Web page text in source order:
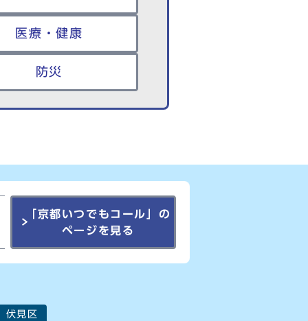
医療・健康
防災
「京都いつでもコール」の
ページを見る
伏見区